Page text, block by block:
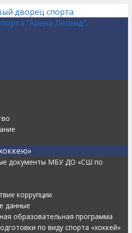
документы МБУ ДО «СШ по
коррупции
данные
образовательная программа
по виду спорта «хоккей»